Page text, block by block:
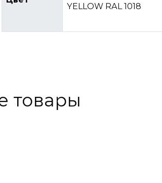
YELLOW RAL 1018
товары